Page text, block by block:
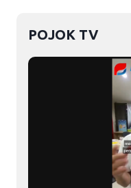
POJOK TV